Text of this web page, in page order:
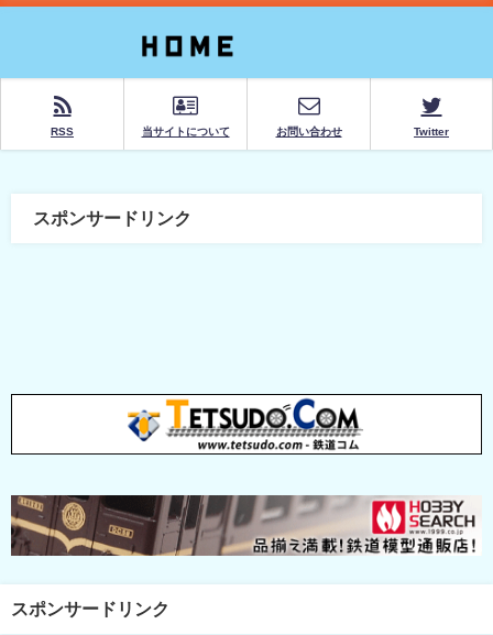
RSS 当サイトについて お問い合わせ Twitter
スポンサードリンク
スポンサードリンク